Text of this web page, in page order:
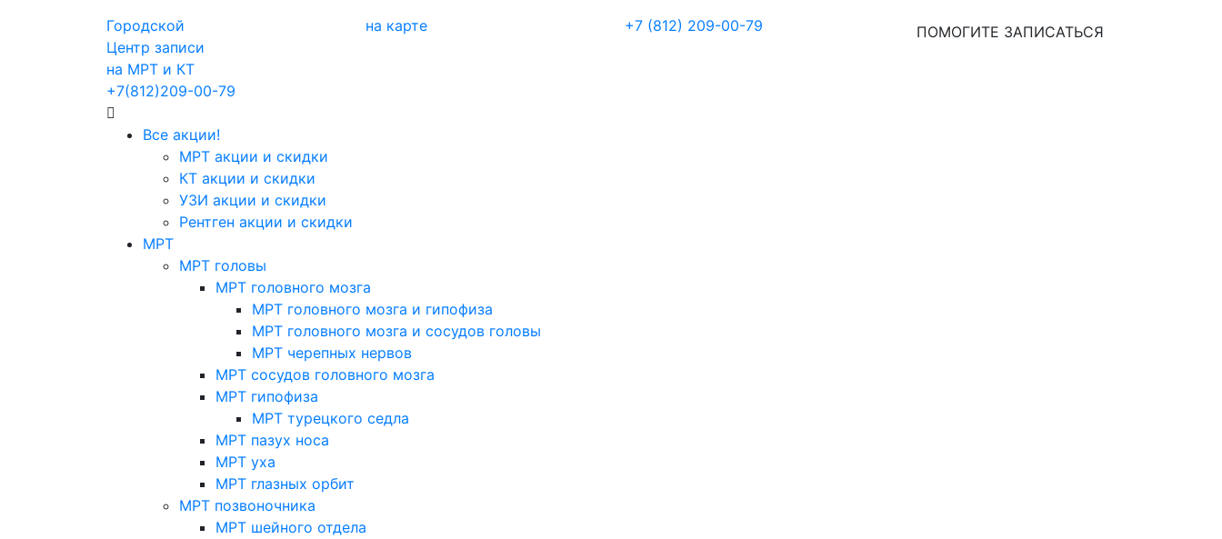
Городской
Центр записи
на МРТ и КТ
+7(812)209-00-79
на карте +7 (812) 209-00-79 ПОМОГИТЕ ЗАПИСАТЬСЯ
Все акции!
МРТ акции и скидки
КТ акции и скидки
УЗИ акции и скидки
Рентген акции и скидки
МРТ
МРТ головы
МРТ головного мозга
МРТ головного мозга и гипофиза
МРТ головного мозга и сосудов головы
МРТ черепных нервов
МРТ сосудов головного мозга
МРТ гипофиза
МРТ турецкого седла
МРТ пазух носа
МРТ уха
МРТ глазных орбит
МРТ позвоночника
МРТ шейного отдела